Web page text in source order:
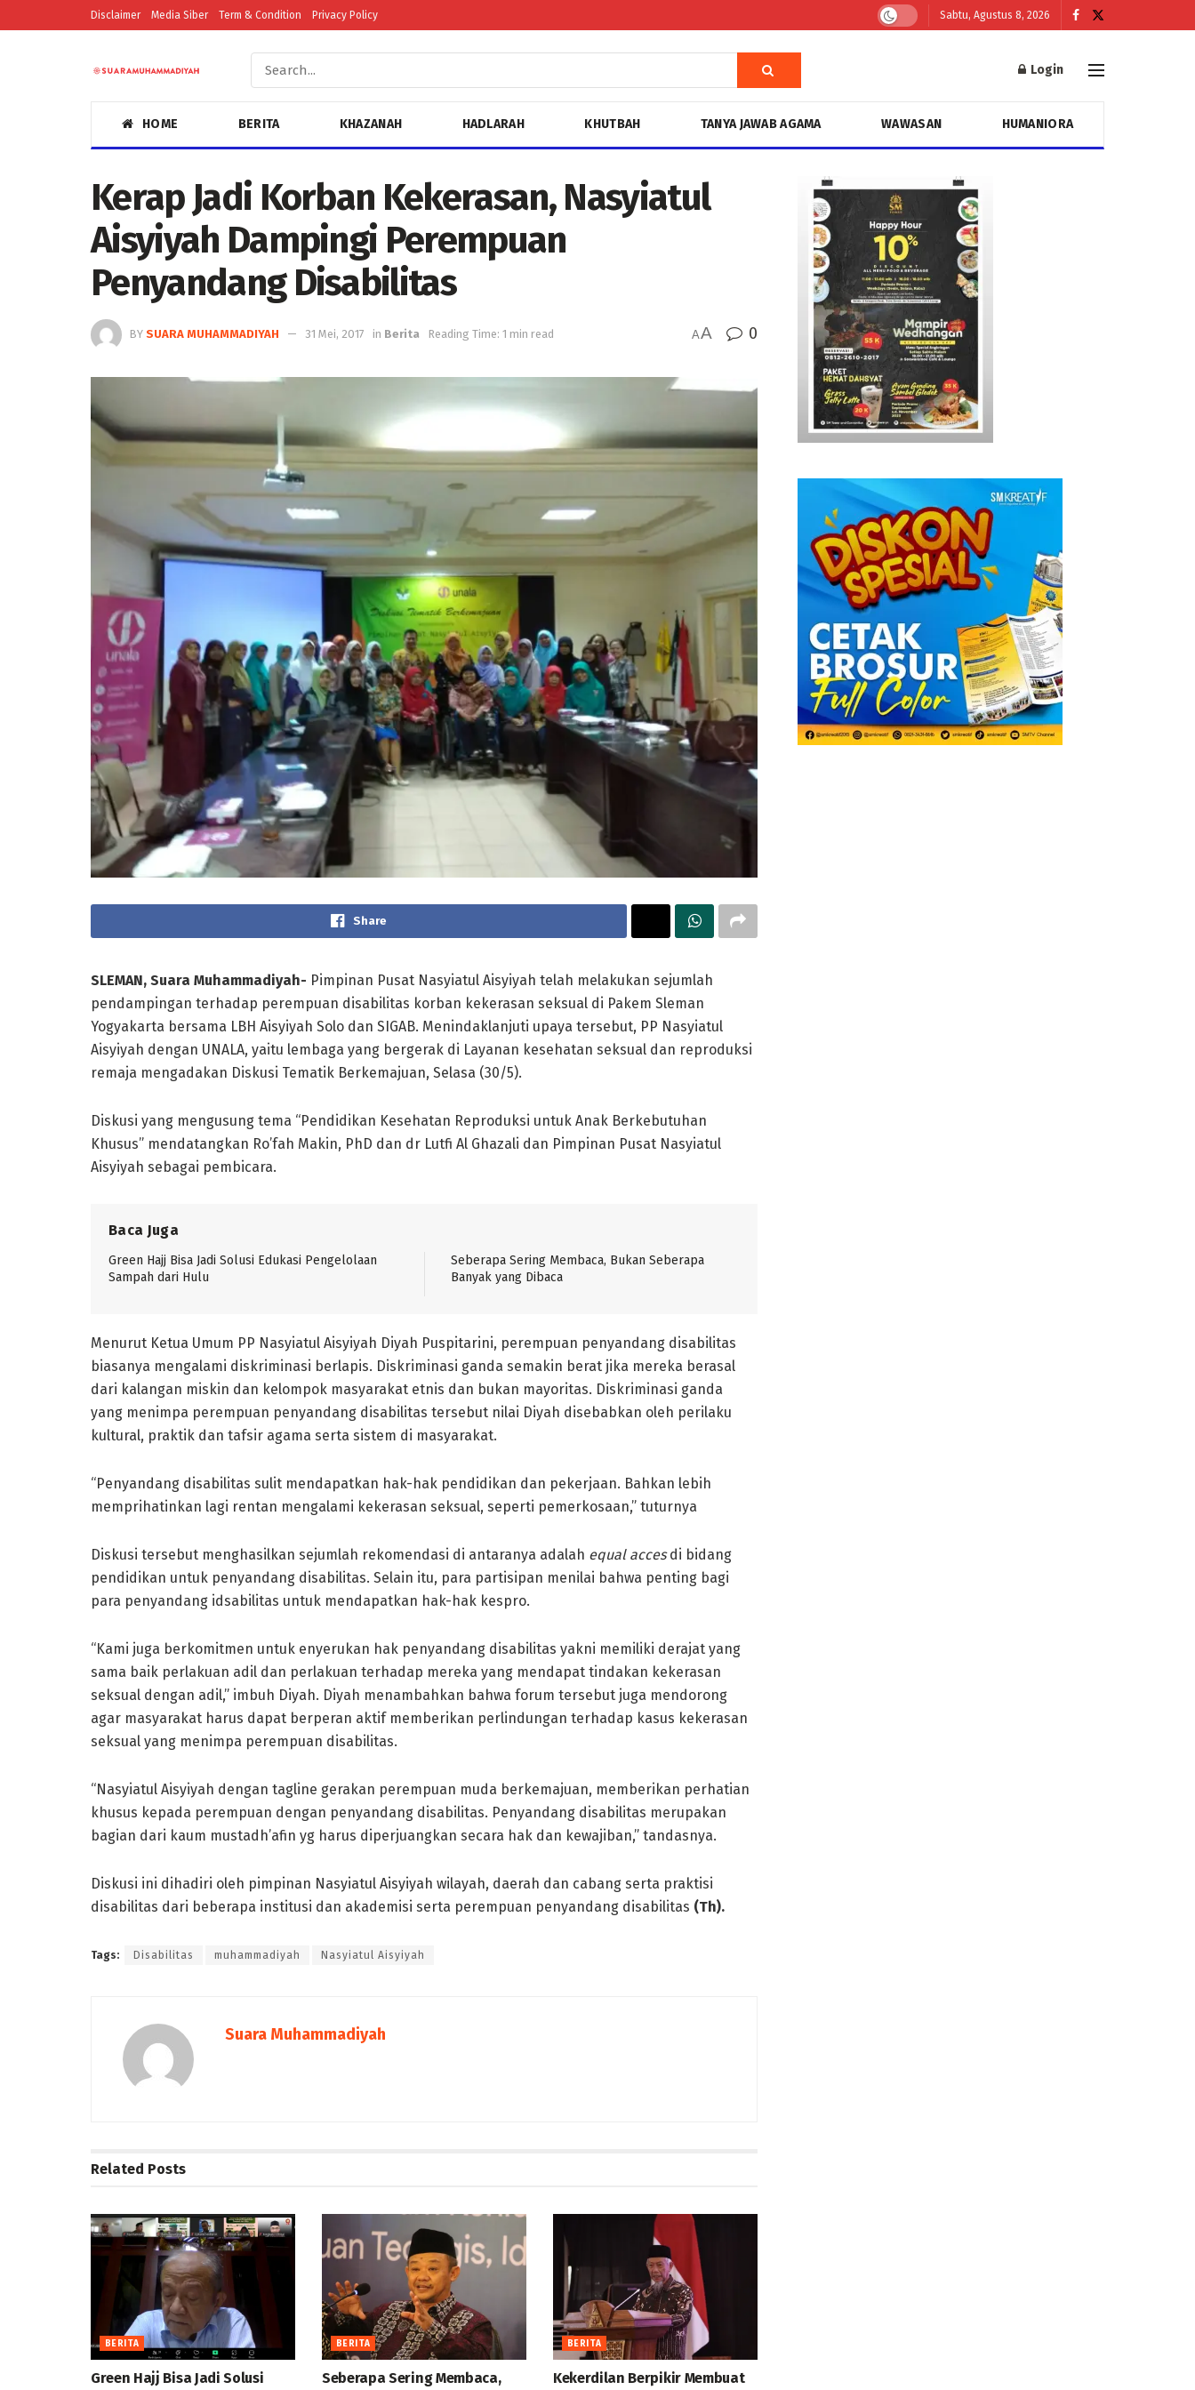
Disclaimer Media Siber Term & Condition Privacy Policy Sabtu, Agustus 8, 2026
Login
HOME BERITA KHAZANAH HADLARAH KHUTBAH TANYA JAWAB AGAMA WAWASAN HUMANIORA
Kerap Jadi Korban Kekerasan, Nasyiatul
Aisyiyah Dampingi Perempuan
Penyandang Disabilitas
BY SUARA MUHAMMADIYAH 31 Mei, 2017 in Berita Reading Time: 1 min read AA 0
Share
SLEMAN, Suara Muhammadiyah- Pimpinan Pusat Nasyiatul Aisyiyah telah melakukan sejumlah
pendampingan terhadap perempuan disabilitas korban kekerasan seksual di Pakem Sleman
Yogyakarta bersama LBH Aisyiyah Solo dan SIGAB. Menindaklanjuti upaya tersebut, PP Nasyiatul
Aisyiyah dengan UNALA, yaitu lembaga yang bergerak di Layanan kesehatan seksual dan reproduksi
remaja mengadakan Diskusi Tematik Berkemajuan, Selasa (30/5).
Diskusi yang mengusung tema “Pendidikan Kesehatan Reproduksi untuk Anak Berkebutuhan
Khusus” mendatangkan Ro’fah Makin, PhD dan dr Lutfi Al Ghazali dan Pimpinan Pusat Nasyiatul
Aisyiyah sebagai pembicara.
Baca Juga
Green Hajj Bisa Jadi Solusi Edukasi Pengelolaan
Sampah dari Hulu
Seberapa Sering Membaca, Bukan Seberapa
Banyak yang Dibaca
Menurut Ketua Umum PP Nasyiatul Aisyiyah Diyah Puspitarini, perempuan penyandang disabilitas
biasanya mengalami diskriminasi berlapis. Diskriminasi ganda semakin berat jika mereka berasal
dari kalangan miskin dan kelompok masyarakat etnis dan bukan mayoritas. Diskriminasi ganda
yang menimpa perempuan penyandang disabilitas tersebut nilai Diyah disebabkan oleh perilaku
kultural, praktik dan tafsir agama serta sistem di masyarakat.
“Penyandang disabilitas sulit mendapatkan hak-hak pendidikan dan pekerjaan. Bahkan lebih
memprihatinkan lagi rentan mengalami kekerasan seksual, seperti pemerkosaan,” tuturnya
Diskusi tersebut menghasilkan sejumlah rekomendasi di antaranya adalah equal accesdi bidang
pendidikan untuk penyandang disabilitas. Selain itu, para partisipan menilai bahwa penting bagi
para penyandang idsabilitas untuk mendapatkan hak-hak kespro.
“Kami juga berkomitmen untuk enyerukan hak penyandang disabilitas yakni memiliki derajat yang
sama baik perlakuan adil dan perlakuan terhadap mereka yang mendapat tindakan kekerasan
seksual dengan adil,” imbuh Diyah. Diyah menambahkan bahwa forum tersebut juga mendorong
agar masyarakat harus dapat berperan aktif memberikan perlindungan terhadap kasus kekerasan
seksual yang menimpa perempuan disabilitas.
“Nasyiatul Aisyiyah dengan tagline gerakan perempuan muda berkemajuan, memberikan perhatian
khusus kepada perempuan dengan penyandang disabilitas. Penyandang disabilitas merupakan
bagian dari kaum mustadh’afin yg harus diperjuangkan secara hak dan kewajiban,” tandasnya.
Diskusi ini dihadiri oleh pimpinan Nasyiatul Aisyiyah wilayah, daerah dan cabang serta praktisi
disabilitas dari beberapa institusi dan akademisi serta perempuan penyandang disabilitas (Th).
Tags: Disabilitas muhammadiyah Nasyiatul Aisyiyah
Suara Muhammadiyah
Related Posts
BERITA
Green Hajj Bisa Jadi Solusi
BERITA
Seberapa Sering Membaca,
BERITA
Kekerdilan Berpikir Membuat